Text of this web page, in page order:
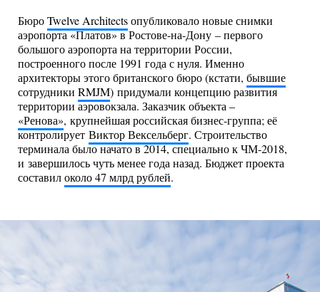
БюроTwelve Architectsопубликовало новые снимки
аэропорта «Платов» в Ростове-на-Дону – первого
большого аэропорта на территории России,
построенного после 1991 года с нуля. Именно
архитекторы этого британского бюро (кстати, бывшие
сотрудники RMJM) придумали концепцию развития
территории аэровокзала. Заказчик объекта –
«Ренова», крупнейшая российская бизнес-группа; её
контролирует Виктор Вексельберг. Строительство
терминала было начато в 2014, специально к ЧМ-2018,
и завершилось чуть менее года назад. Бюджет проекта
составилоколо 47 млрд рублей.